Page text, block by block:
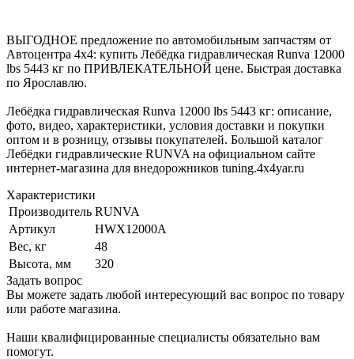
ВЫГОДНОЕ предложение по автомобильным запчастям от
Автоцентра 4x4: купить Лебёдка гидравлическая Runva 12000
lbs 5443 кг по ПРИВЛЕКАТЕЛЬНОЙ цене. Быстрая доставка
по Ярославлю.
Лебёдка гидравлическая Runva 12000 lbs 5443 кг: описание,
фото, видео, характеристики, условия доставки и покупки
оптом и в розницу, отзывы покупателей. Большой каталог
Лебёдки гидравлические RUNVA на официальном сайте
интернет-магазина для внедорожников tuning.4x4yar.ru
Характеристики
Производитель RUNVA
Артикул
HWX12000A
Вес, кг
48
Высота, мм
320
Задать вопрос
Вы можете задать любой интересующий вас вопрос по товару
или работе магазина.
Наши квалифицированные специалисты обязательно вам
помогут.